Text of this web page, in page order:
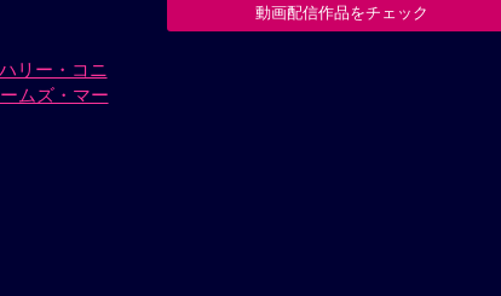
ハリー・コニ
ムズ・マー
動画配信作品をチェック